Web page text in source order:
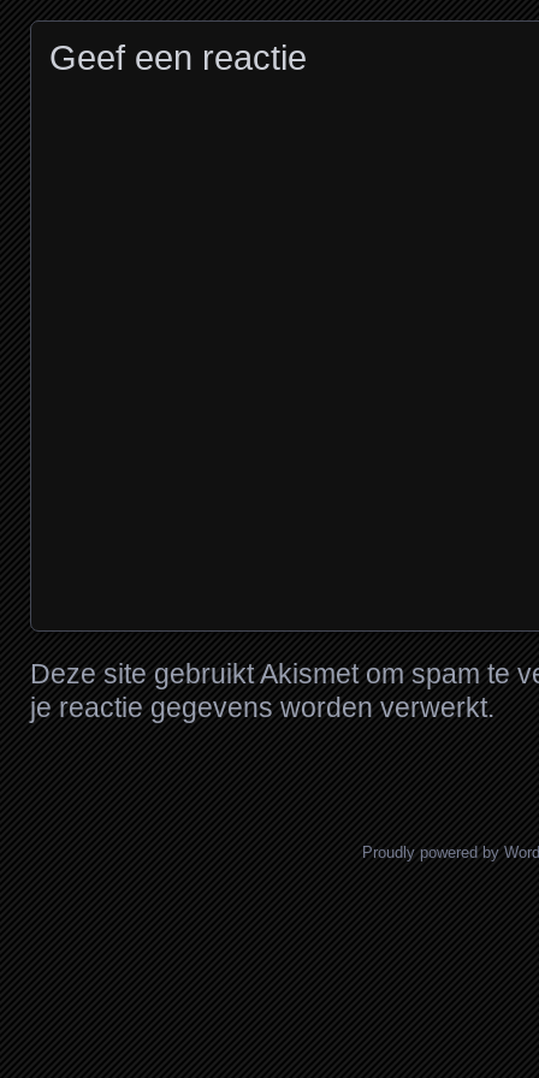
Geef een reactie
Deze site gebruikt Akismet om spam te
je reactie gegevens worden verwerkt.
Proudly powered by